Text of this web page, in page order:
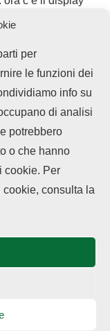
per
le funzioni dei
info su
di analisi
potrebbero
o che hanno
cookie. Per
consulta la
Privacy Policy
in quanto viene
considerarsi un
programma che eroga
guadagno dagli acquisti